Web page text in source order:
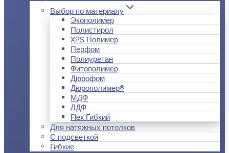
Выбор по материалу
Экополимер
Полистирол
XPS Полимер
Перфом
Полиуретан
Фитополимер
Дюрофом
Дюрополимер®
МДФ
ЛДФ
Flex Гибкий
Для натяжных потолков
С подсветкой
Гибкие